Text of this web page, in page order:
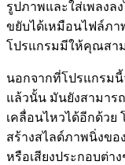
รูปภาพและใส่เพลงล
ขยับได้เหมือนไฟล์ภา
โปรแกรมมีให้คุณสาม
นอกจากที่โปรแกรม
แล้วนั้น มันยังสามาร
เคลื่อนไหวได้อีกด้วย
สร้างสไลด์ภาพนิ่งขอ
หรือเสียงประกอบต่า